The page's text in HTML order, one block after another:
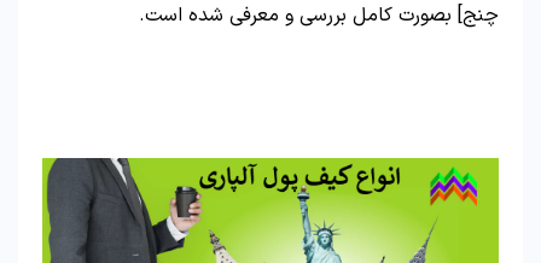
چنج] بصورت کامل بررسی و معرفی شده است.